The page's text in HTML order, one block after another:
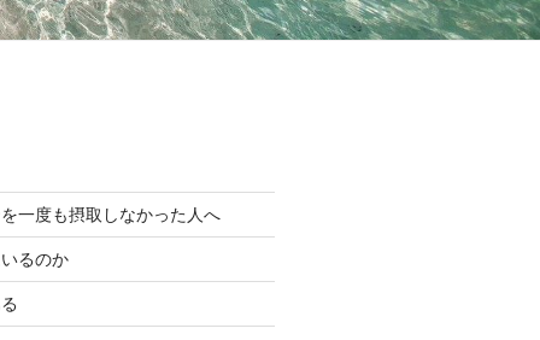
一度も摂取しなかった人へ
るのか